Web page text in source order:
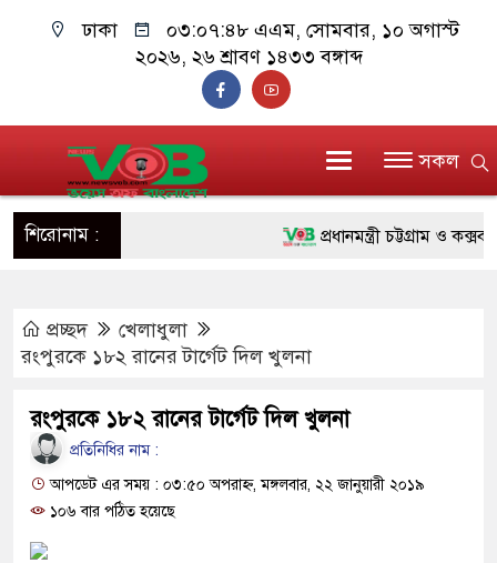
ঢাকা ০৩:০৭:৪৯ এএম, সোমবার, ১০ অগাস্ট
২০২৬, ২৬ শ্রাবণ ১৪৩৩ বঙ্গাব্দ
সকল
শিরোনাম : প্রধানমন্ত্রী চট্টগ্রাম ও
দাঁড়াবে : ডা. জুবাইদা রহমান
ফ্যাসিবাদবিরোধী আন্দোলনে
প্রচ্ছদ
খেলাধুলা
রংপুরকে ১৮২ রানের টার্গেট দিল খুলনা
রংপুরকে ১৮২ রানের টার্গেট দিল খুলনা
প্রতিনিধির নাম :
আপডেট এর সময় : ০৩:৫০ অপরাহ্ন, মঙ্গলবার, ২২ জানুয়ারী ২০১৯
১০৬ বার পঠিত হয়েছে